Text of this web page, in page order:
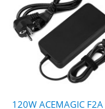
120W ACEMAGIC